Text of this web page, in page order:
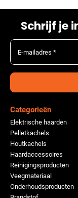
Schrijf je
E-mailadres *
Categorieën
Elektrische haarden
Pelletkachels
Houtkachels
Haardaccessoires
Reinigingsproducten
Veegmateriaal
Onderhoudsproducten